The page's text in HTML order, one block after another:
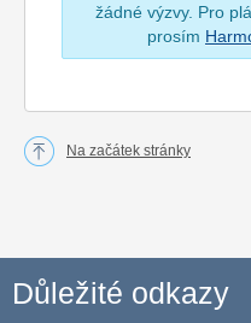
žádné výzvy. Pro
prosím
Na začátek stránky
Důležité odkazy